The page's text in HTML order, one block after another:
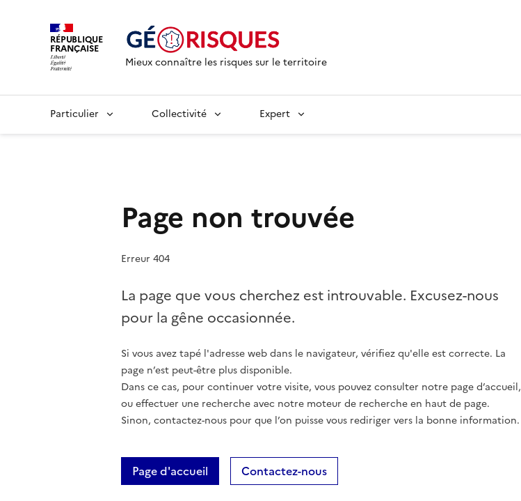
RÉPUBLIQUE
FRANÇAISE
Mieux connaître les risques sur le territoire
Particulier Collectivité Expert
Page non trouvée
Erreur 404
La page que vous cherchez est introuvable. Excusez-nous
pour la gêne occasionnée.
Si vous avez tapé l'adresse web dans le navigateur, vérifiez qu'elle est correcte. La
page n’est peut-être plus disponible.
Dans ce cas, pour continuer votre visite, vous pouvez consulter notre page d’accueil,
ou effectuer une recherche avec notre moteur de recherche en haut de page.
Sinon, contactez-nous pour que l’on puisse vous rediriger vers la bonne information.
Page d'accueil Contactez-nous